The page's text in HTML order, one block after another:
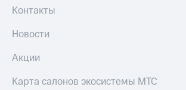
Контакты
Новости
Акции
Карта салонов экосистемы МТС